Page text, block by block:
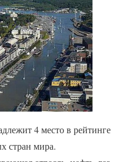
4 место в рейтинге
стран мира.